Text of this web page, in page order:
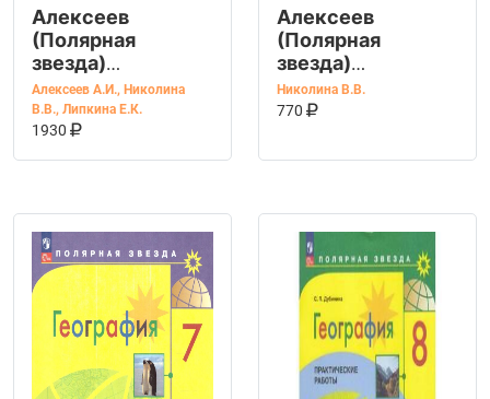
Алексеев
(Полярная
звезда)
География 5-6 кл.
новый ФГОС.
(Просв.)
Алексеев А.И., Николина
В.В., Липкина Е.К.
1930
В КОРЗИНУ
Алексеев
(Полярная
звезда)
География 7 кл.
Мой тренажер
Николина В.В.
770
В КОРЗИНУ